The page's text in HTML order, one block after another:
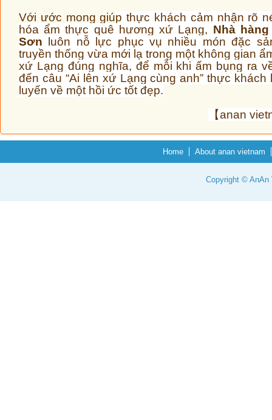
Với ước mong giúp thực khách cảm nhận rõ
hóa ẩm thực quê hương xứ Lạng, Nhà
Sơn luôn nỗ lực phục vụ nhiều món đặc
truyền thống vừa mới lạ trong một không gian
xứ Lạng đúng nghĩa, để mỗi khi ấm bụng ra
đến câu “Ai lên xứ Lạng cùng anh” thực khách
luyến về một hồi ức tốt đẹp.
【anan
Home About anan vietnam
Copyright © AnAn